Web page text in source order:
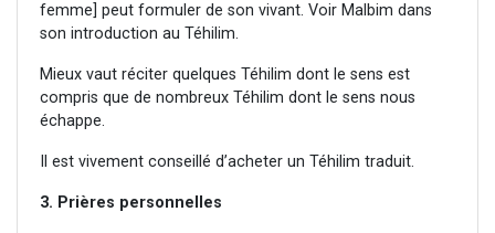
femme] peut formuler de son vivant. Voir Malbim dans
son introduction au Téhilim.
Mieux vaut réciter quelques Téhilim dont le sens est
compris que de nombreux Téhilim dont le sens nous
échappe.
Il est vivement conseillé d’acheter un Téhilim traduit.
3. Prières personnelles